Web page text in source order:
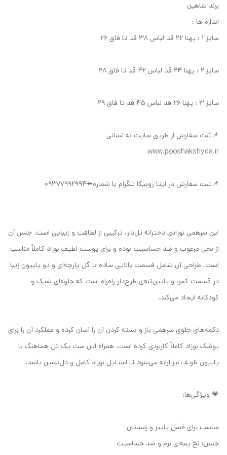
برند شاهین
اندازه ها :
سایز ۱ : پهنا ۲۲ قد لباس ۳۸ قد تا فاق ۲۶
سایز ۲ : پهنا ۲۴ قد لباس ۴۲ قد تا فاق ۲۸
سایز ۳ : پهنا ۲۶ قد لباس ۴۵ قد تا فاق ۲۹
📌ثبت سفارش از طریق سایت به نشانی
www.pooshakshyda.ir
📌ثبت سفارش در ایتا روبیکا تلگرام با شماره⬅️09377992994
این سرهمی نوزادی دخترانه تل‌دار، ترکیبی از لطافت و زیبایی است. جنس آن
از نخی مرغوب و ضد حساسیت بوده و برای پوست لطیف نوزاد کاملاً مناسب
است. طراحی آن شامل قسمت بالایی ساده با گل پارچه‌ای و دو پاپیون زیبا
در قسمت کمر، و پایین‌تنه‌ی طرح‌دار راه‌راه است که جلوه‌ای شیک و
کودکانه ایجاد می‌کند.
دکمه‌های جلوی سرهمی باز و بسته کردن آن را آسان کرده و عملکرد آن را برای
پوشک نوزاد کاملاً کاربردی کرده است. همراه این ست یک تل هماهنگ با
پاپیون ظریف نیز ارائه می‌شود تا استایل نوزاد کامل و دل‌نشین باشد.
💗 ویژگی‌ها:
مناسب برای فصل پاییز و زمستان
جنس: نخ پنبه‌ای نرم و ضد حساسیت